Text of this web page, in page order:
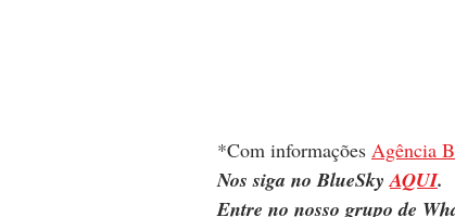
*Com informações Agência
Nos siga no BlueSky AQUI.
Entre no nosso grupo de